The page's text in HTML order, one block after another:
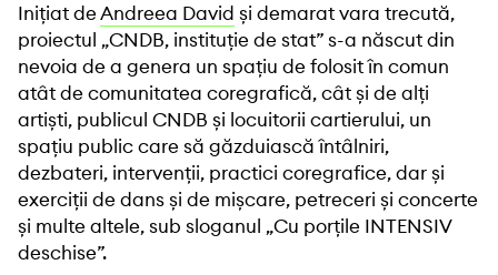
Inițiat deAndreea David și demarat vara trecută,
proiectul „CNDB, instituție de stat” s-a născut din
nevoia de a genera un spațiu de folosit în comun
atât de comunitatea coregrafică, cât și de alți
artiști, publicul CNDB și locuitorii cartierului, un
spațiu public care să găzduiască întâlniri,
dezbateri, intervenții, practici coregrafice, dar și
exerciții de dans și de mișcare, petreceri și concerte
și multe altele, sub sloganul „Cu porțile INTENSIV
deschise”.